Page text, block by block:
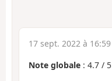
17 sept. 2022 à 16:59
Note globale : 4.7 / 5